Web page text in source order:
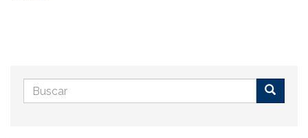
Formulario
de